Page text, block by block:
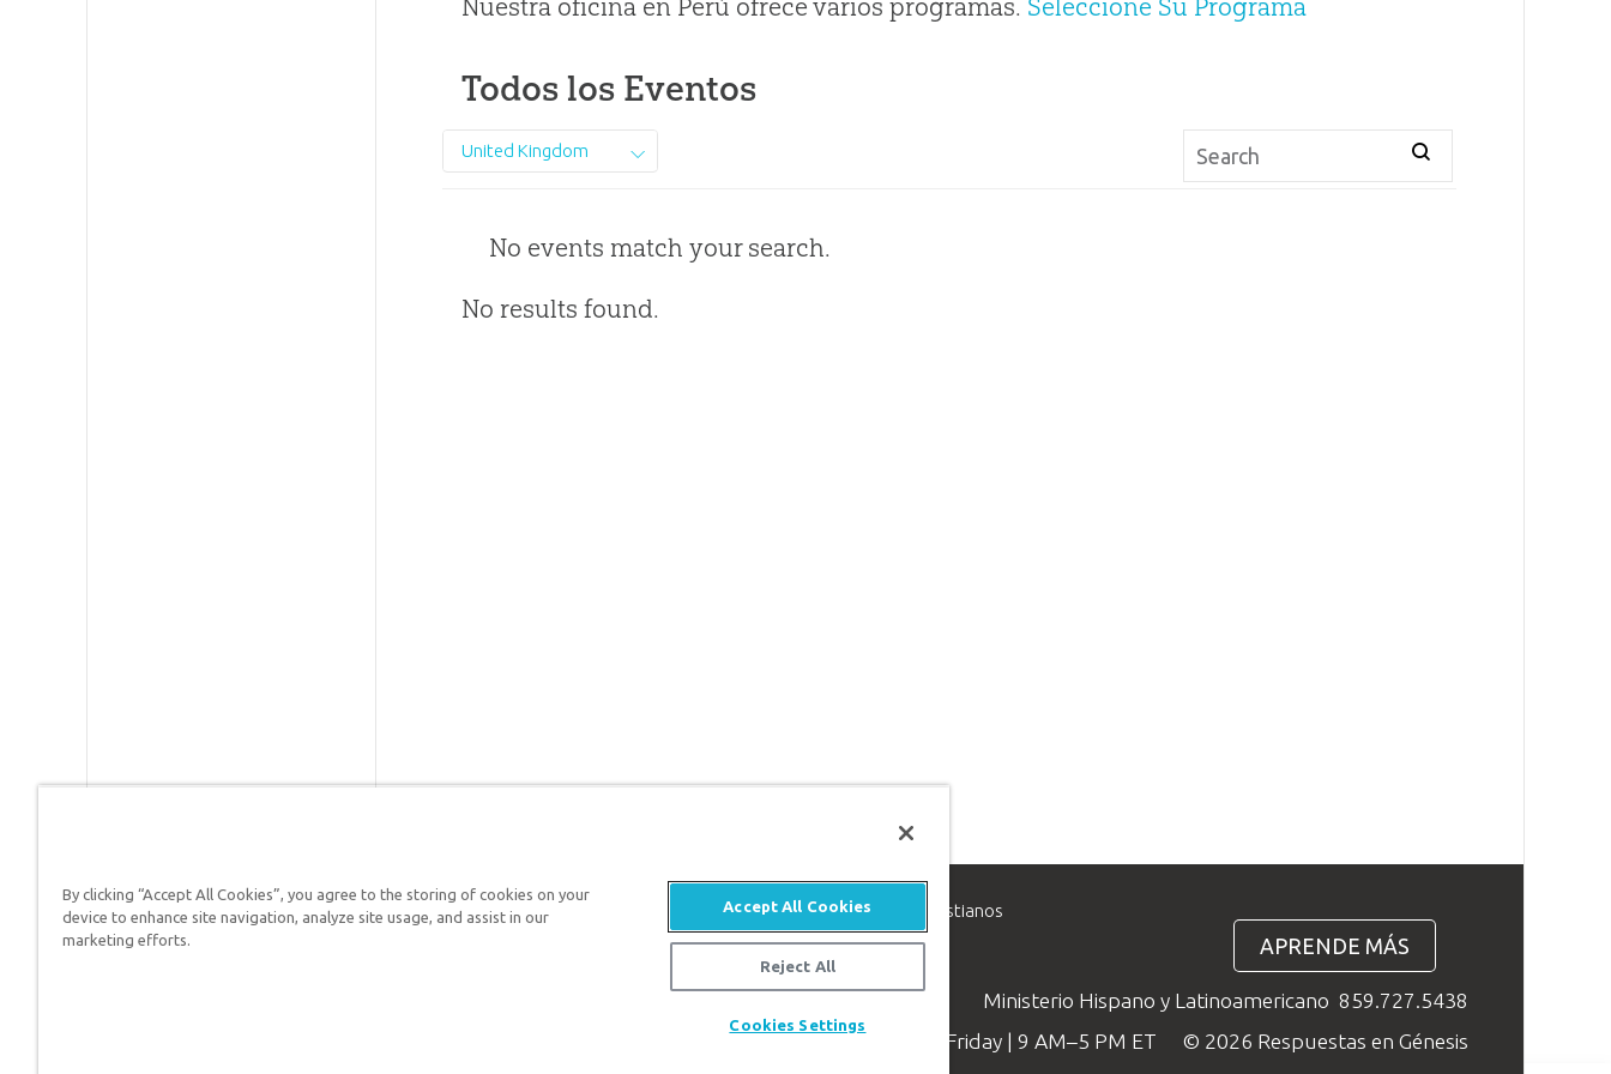
Nuestra oficina en Perú ofrece varios programas. Seleccione Su Programa
Todos los Eventos
United Kingdom
No events match your search.
No results found.
Respuestas en Génesis es un ministerio de apologética, dedicado a ayudar a los cristianos
defender su fe y proclamar el evangelio de Jesucristo.
APRENDE MÁS
Ministerio Hispano y Latinoamericano 859.727.5438
Available Monday–Friday | 9 AM–5 PM ET
© 2026 Respuestas en Génesis
By clicking “Accept All Cookies”, you agree to the storing of cookies on your
device to enhance site navigation, analyze site usage, and assist in our
marketing efforts.
Accept All Cookies
Reject All
Cookies Settings